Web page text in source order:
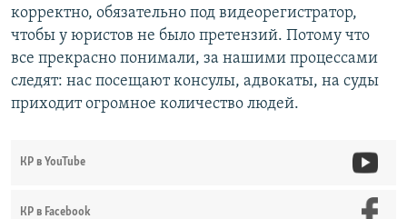
корректно, обязательно под видеорегистратор,
чтобы у юристов не было претензий. Потому что
все прекрасно понимали, за нашими процессами
следят: нас посещают консулы, адвокаты, на суды
приходит огромное количество людей.
КР в YouTube
КР в Facebook